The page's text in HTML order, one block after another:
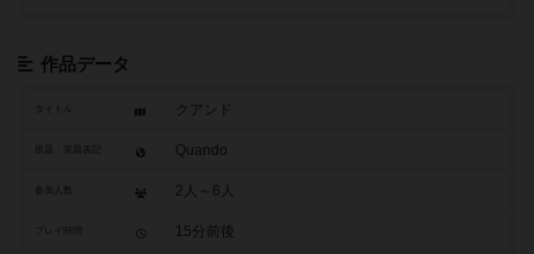
作品データ
タイトル クアンド
Quando
参加人数 2人～6人
15分前後